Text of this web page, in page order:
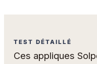
TEST DÉTAILLÉ
Ces appliques